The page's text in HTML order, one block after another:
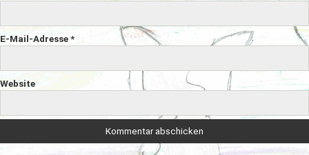
E-Mail-Adresse *
Website